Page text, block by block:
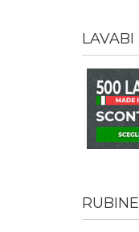
LAVABI